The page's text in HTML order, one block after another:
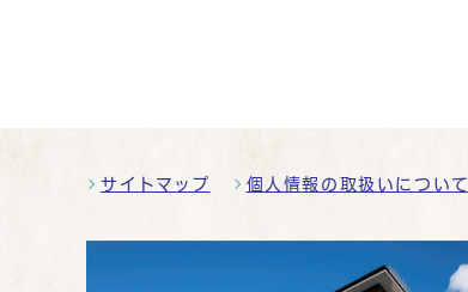
サイトマップ 個人情報の取扱いについて